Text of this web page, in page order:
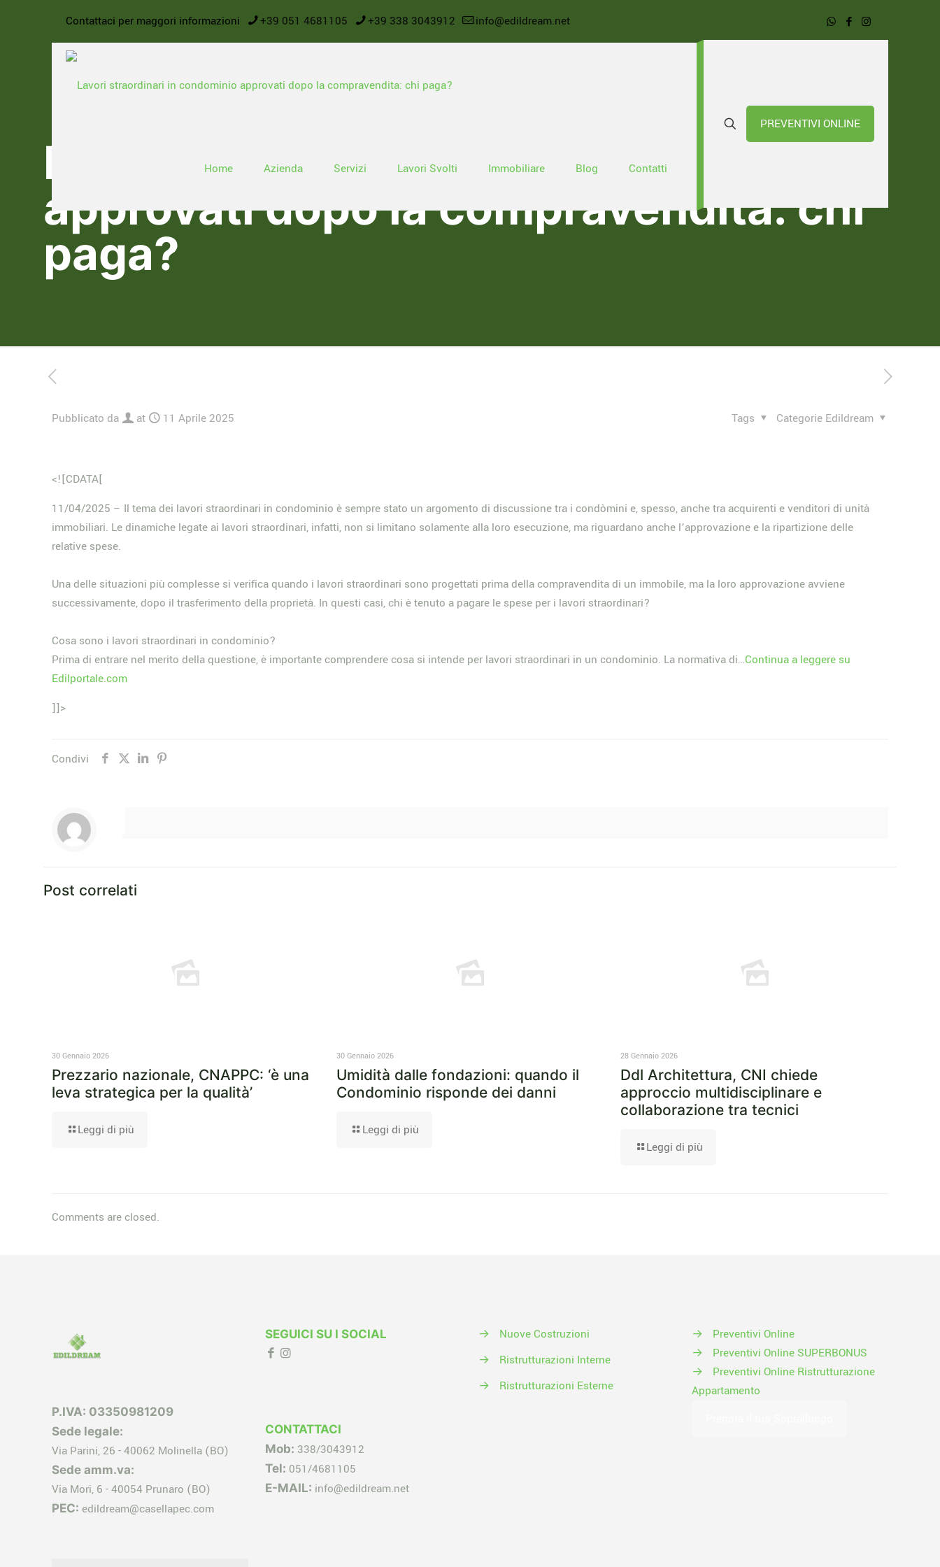
Contattaci per maggori informazioni +39 051 4681105 +39 338 3043912 info@edildream.net
Home Azienda Servizi Lavori Svolti Immobiliare Blog Contatti
PREVENTIVI ONLINE
Lavori straordinari in condominio
approvati dopo la compravendita: chi
paga?
Pubblicato da at 11 Aprile 2025 Categorie Edildream
Tags
<![CDATA[
11/04/2025 – Il tema dei lavori straordinari in condominio è sempre stato un argomento di discussione tra i condòmini e, spesso, anche tra acquirenti e venditori di unità
immobiliari. Le dinamiche legate ai lavori straordinari, infatti, non si limitano solamente alla loro esecuzione, ma riguardano anche l’approvazione e la ripartizione delle
relative spese.
Una delle situazioni più complesse si verifica quando i lavori straordinari sono progettati prima della compravendita di un immobile, ma la loro approvazione avviene
successivamente, dopo il trasferimento della proprietà. In questi casi, chi è tenuto a pagare le spese per i lavori straordinari?
Cosa sono i lavori straordinari in condominio?
Prima di entrare nel merito della questione, è importante comprendere cosa si intende per lavori straordinari in un condominio. La normativa di…Continua a leggere su
Edilportale.com
]]>
Condivi
Post correlati
30 Gennaio 2026
Prezzario nazionale, CNAPPC: ‘è una
leva strategica per la qualità’
Leggi di più
30 Gennaio 2026
Umidità dalle fondazioni: quando il
Condominio risponde dei danni
Leggi di più
28 Gennaio 2026
Ddl Architettura, CNI chiede
approccio multidisciplinare e
collaborazione tra tecnici
Leggi di più
Comments are closed.
P.IVA: 03350981209
Sede legale:
Via Parini, 26 - 40062 Molinella (BO)
Sede amm.va:
Via Mori, 6 - 40054 Prunaro (BO)
PEC: edildream@casellapec.com
SEGUICI SU I SOCIAL
CONTATTACI
Mob: 338/3043912
Tel: 051/4681105
E-MAIL: info@edildream.net
→
Nuove Costruzioni
→
Ristrutturazioni Interne
→
Ristrutturazioni Esterne
→
Preventivi Online
→
Preventivi Online SUPERBONUS
→
Preventivi Online Ristrutturazione
Appartamento